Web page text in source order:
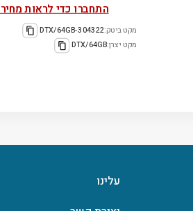
התחברו כדי לראות
מקט ביטק:304322-DTX/64GB
מקט יצרן:DTX/64GB
עלינו